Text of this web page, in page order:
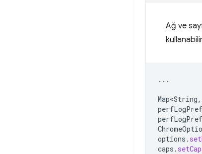
Ağ ve
...
Map<String,
options .
caps .